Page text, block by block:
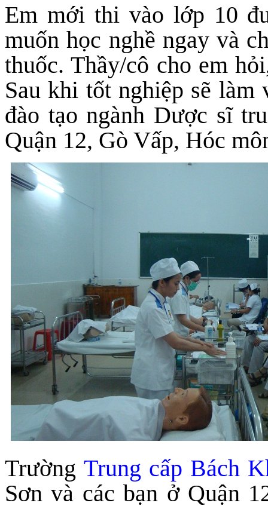
Em mới thi vào lớp 10
muốn học nghề ngay và
thuốc. Thầy/cô cho em
Sau khi tốt nghiệp sẽ làm
đào tạo ngành Dược sĩ
Quận 12, Gò Vấp, Hóc
TrườngTrung cấp Bách
Sơn và các bạn ở Quận